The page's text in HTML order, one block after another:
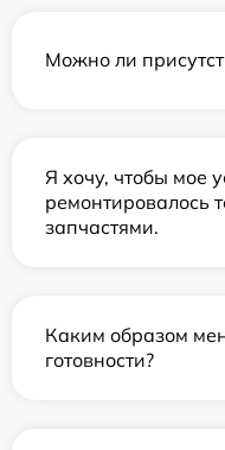
Можно ли
Я хочу, чтобы мое
ремонтировалось
запчастями.
Каким образом
готовности?